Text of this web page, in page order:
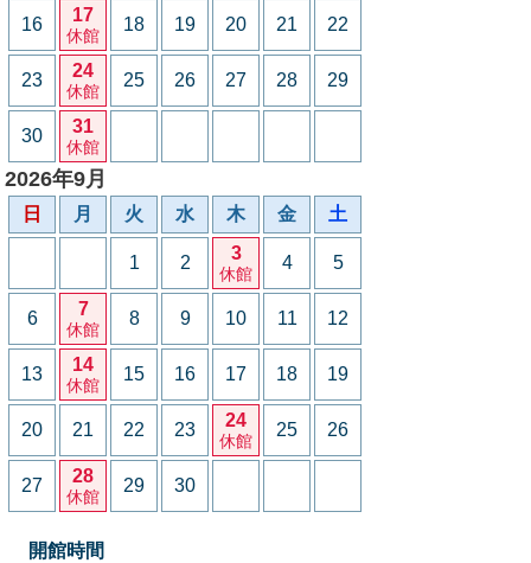
16 17
休館
18 19 20 21 22
23 24
休館
25 26 27 28 29
30 31
休館
2026年9月
日 月 火 水 木 金 土
1 2 3
休館
4 5
6 7
休館
8 9 10 11 12
13 14
休館
15 16 17 18 19
20 21 22 23 24
休館
25 26
27 28
休館
29 30
開館時間